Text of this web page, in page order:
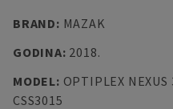
BRAND: MAZAK
GODINA: 2018.
MODEL: OPTIPLEX
CSS3015